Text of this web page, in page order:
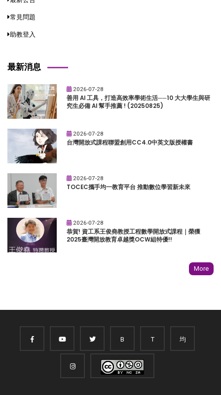
常見問題
助教登入
最新消息
2026-07-28
善用 AI 工具，打造高效率學術生活──10 大大學生與研
究生必備 AI 幫手推薦 ! (20250825)
2026-07-28
台灣開放式課程聯盟創用CC4.0中英文版授權書
2026-07-28
TOCEC攜手均一教育平台 推動數位學習新未來
2026-07-28
恭賀! 資工系王俊堯教授工程數學開放式課程｜榮獲
2025臺灣開放教育卓越獎OCW組特優!!
More
B T 均